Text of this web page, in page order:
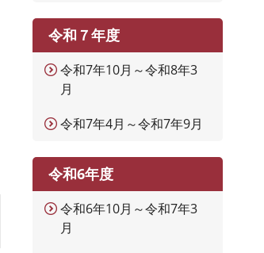
令和７年度
令和7年10月～令和8年3
月
令和7年4月～令和7年9月
令和6年度
令和6年10月～令和7年3
月